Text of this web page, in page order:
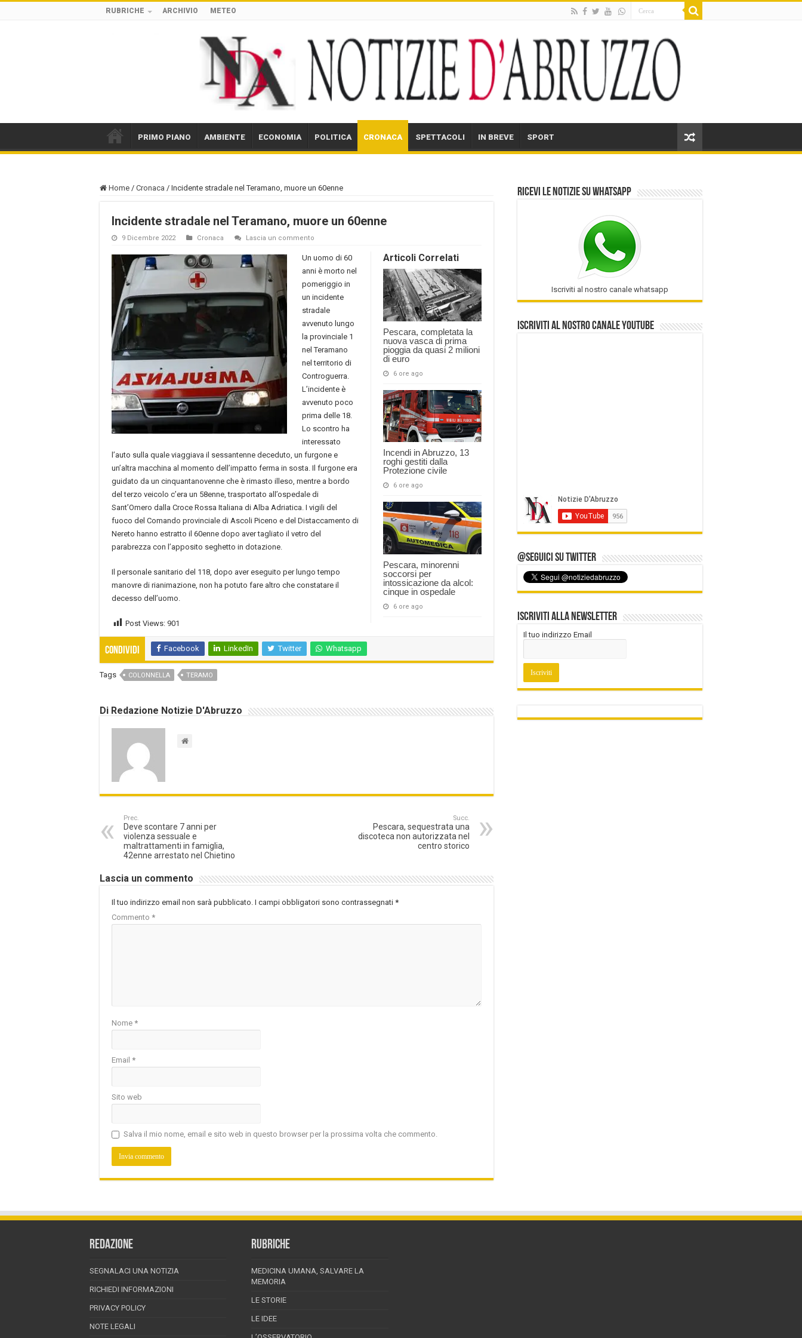
RUBRICHE ARCHIVIO METEO
PRIMO PIANO AMBIENTE ECONOMIA POLITICA CRONACA SPETTACOLI IN BREVE SPORT
Home / Cronaca / Incidente stradale nel Teramano, muore un 60enne
Incidente stradale nel Teramano, muore un 60enne
9 Dicembre 2022 Cronaca Lascia un commento
Articoli Correlati
Pescara, completata la
nuova vasca di prima
pioggia da quasi 2 milioni
di euro
6 ore ago
Incendi in Abruzzo, 13
roghi gestiti dalla
Protezione civile
6 ore ago
Pescara, minorenni
soccorsi per
intossicazione da alcol:
cinque in ospedale
6 ore ago
Un uomo di 60
anni è morto nel
pomeriggio in
un incidente
stradale
avvenuto lungo
la provinciale 1
nel Teramano
nel territorio di
Controguerra.
L’incidente è
avvenuto poco
prima delle 18.
Lo scontro ha
interessato
l’auto sulla quale viaggiava il sessantenne deceduto, un furgone e
un’altra macchina al momento dell’impatto ferma in sosta. Il furgone era
guidato da un cinquantanovenne che è rimasto illeso, mentre a bordo
del terzo veicolo c’era un 58enne, trasportato all’ospedale di
Sant’Omero dalla Croce Rossa Italiana di Alba Adriatica. I vigili del
fuoco del Comando provinciale di Ascoli Piceno e del Distaccamento di
Nereto hanno estratto il 60enne dopo aver tagliato il vetro del
parabrezza con l’apposito seghetto in dotazione.
Il personale sanitario del 118, dopo aver eseguito per lungo tempo
manovre di rianimazione, non ha potuto fare altro che constatare il
decesso dell’uomo.
Post Views: 901
Condividi Facebook LinkedIn Twitter Whatsapp
Tags COLONNELLA TERAMO
Di Redazione Notizie D'Abruzzo
Prec.
Deve scontare 7 anni per
violenza sessuale e
maltrattamenti in famiglia,
42enne arrestato nel Chietino
Succ.
Pescara, sequestrata una
discoteca non autorizzata nel
centro storico
Lascia un commento
Il tuo indirizzo email non sarà pubblicato. I campi obbligatori sono contrassegnati *
Commento *
Nome *
Email *
Sito web
Salva il mio nome, email e sito web in questo browser per la prossima volta che commento.
Ricevi le notizie su Whatsapp
Iscriviti al nostro canale whatsapp
Iscriviti al nostro Canale Youtube
@Seguici su Twitter
Iscriviti alla Newsletter
Il tuo indirizzo Email
REDAZIONE
SEGNALACI UNA NOTIZIA
RICHIEDI INFORMAZIONI
PRIVACY POLICY
NOTE LEGALI
RUBRICHE
MEDICINA UMANA, SALVARE LA
MEMORIA
LE STORIE
LE IDEE